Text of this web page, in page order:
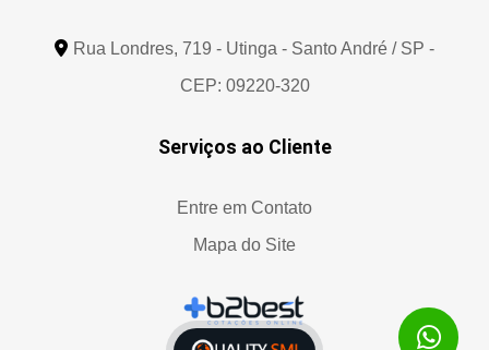
Rua Londres, 719 - Utinga - Santo André / SP -
CEP: 09220-320
Serviços ao Cliente
Entre em Contato
Mapa do Site